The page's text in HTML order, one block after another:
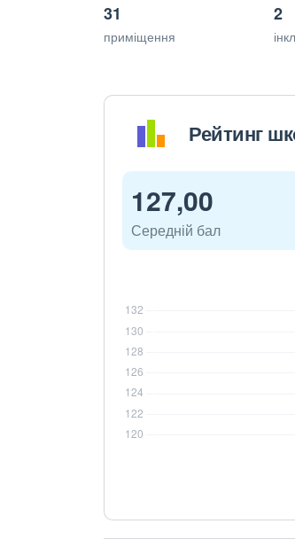
31
приміщення
2
Рейтинг
127,00
Середній бал